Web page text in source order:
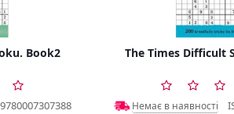
Book2 The Times Difficult
Немає в наявності